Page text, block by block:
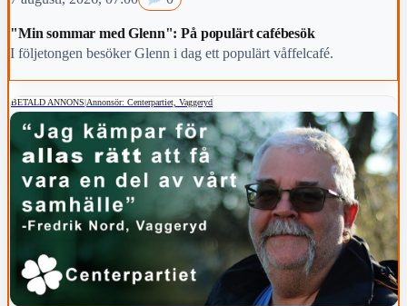
"Min sommar med Glenn": På populärt cafébesök
I följetongen besöker Glenn i dag ett populärt våffelcafé.
BETALD ANNONS|Annonsör: Centerpartiet, Vaggeryd